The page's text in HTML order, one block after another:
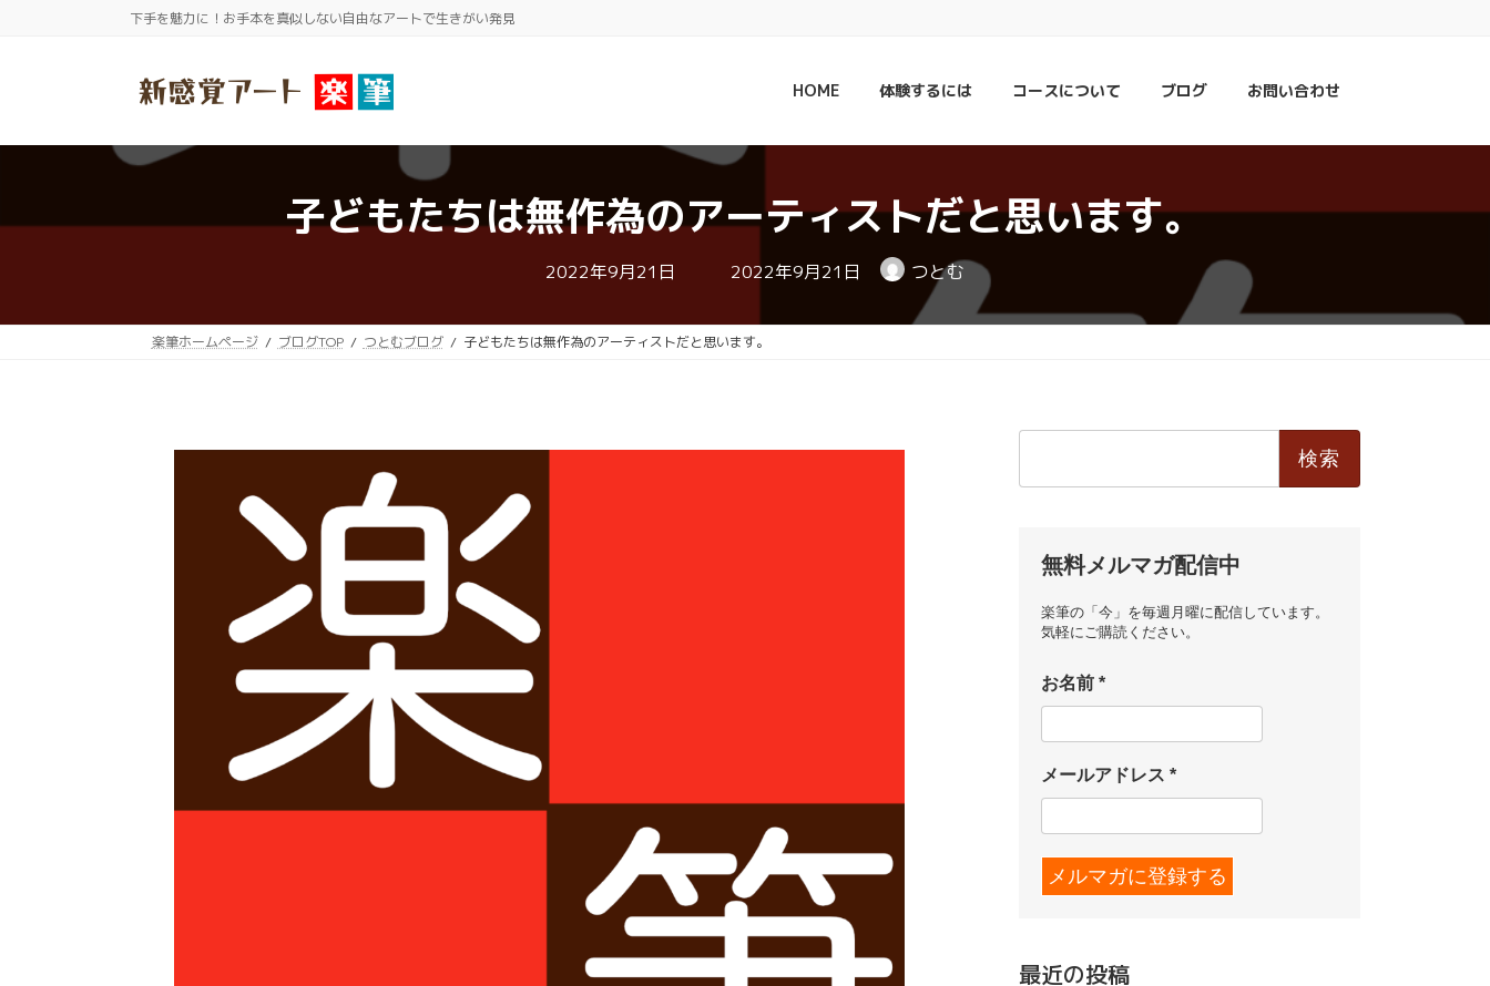
キ
に
下手を魅力に！お手本を真似しない自由なアートで生きがい発見
HOME 体験するには コースについて ブログ お問い合わせ
子どもたちは無作為のアーティストだと思います。
2022年9月21日 最
終
日
時
2022年9月21日 つとむ
楽筆ホームページ ブログTOP つとむブログ 子どもたちは無作為のアーティストだと思います。
無料メルマガ配信中
楽筆の「今」を毎週月曜に配信しています。
気軽にご購読ください。
お名前*
メールアドレス*
最近の投稿